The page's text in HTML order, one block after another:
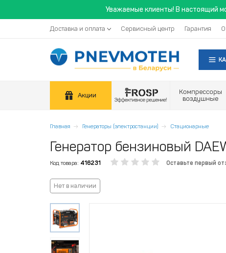
Уважаемые клиенты! В настоящий
Доставка и оплата Сервисный центр Гарантия
Акции
Компрессоры
воздушные
Главная Генераторы (электростанции) Стационарные
Генератор бензиновый
Код товара: 416231 Оставьте первый
Нет в наличии